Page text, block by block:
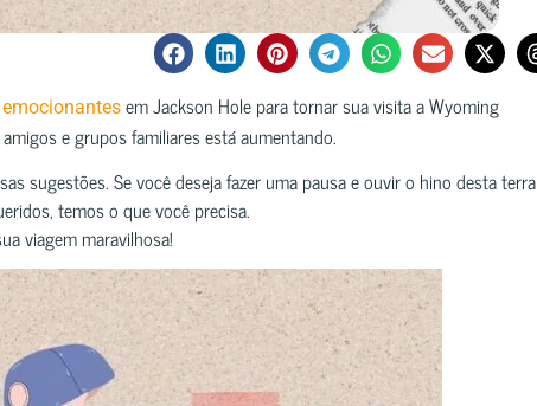
em Jackson Hole para tornar sua visita a Wyoming
e grupos familiares está aumentando.
sugestões. Se você deseja fazer uma pausa e ouvir o hino desta terra
temos o que você precisa.
viagem maravilhosa!